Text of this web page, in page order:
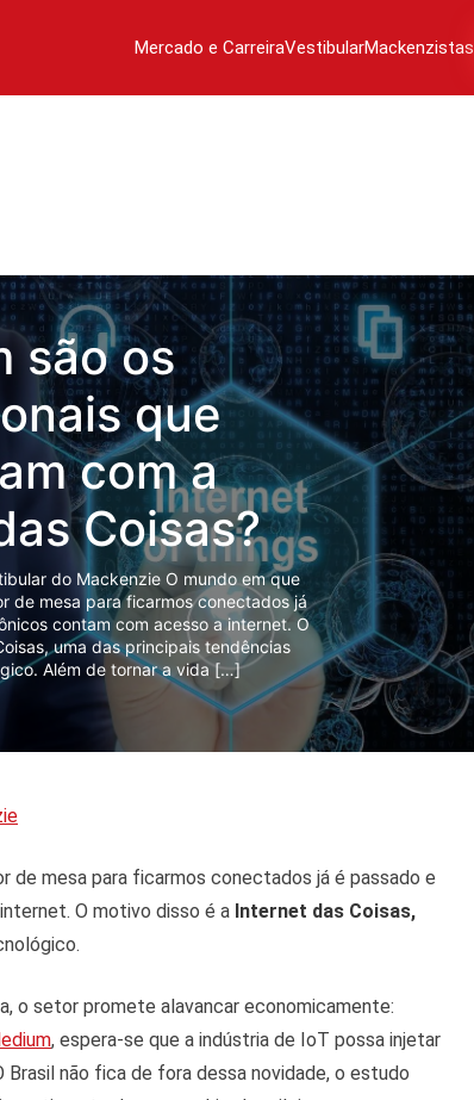
Mercado e CarreiraVestibularMackenzistas
são os
que
com a
Coisas?
do Mackenzie O mundo em que
de mesa para ficarmos conectados já
contam com acesso a internet. O
uma das principais tendências
Além de tornar a vida […]
de mesa para ficarmos conectados já é passado e
O motivo disso é a Internet das Coisas,
o setor promete alavancar economicamente:
, espera-se que a indústria de IoT possa injetar
não fica de fora dessa novidade, o estudo